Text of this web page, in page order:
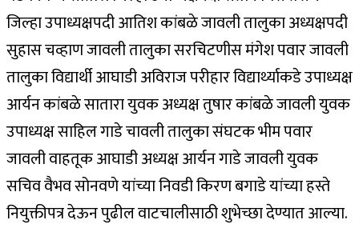
जिल्हा उपाध्यक्षपदी आतिश कांबळे जावली तालुका अध्यक्षपदी
सुहास चव्हाण जावली तालुका सरचिटणीस मंगेश पवार जावली
तालुका विद्यार्थी आघाडी अविराज परीहार विद्यार्थ्याकडे उपाध्यक्ष
आर्यन कांबळे सातारा युवक अध्यक्ष तुषार कांबळे जावली युवक
उपाध्यक्ष साहिल गाडे चावली तालुका संघटक भीम पवार
जावली वाहतूक आघाडी अध्यक्ष आर्यन गाडे जावली युवक
सचिव वैभव सोनवणे यांच्या निवडी किरण बगाडे यांच्या हस्ते
नियुक्तीपत्र देऊन पुढील वाटचालीसाठी शुभेच्छा देण्यात आल्या.